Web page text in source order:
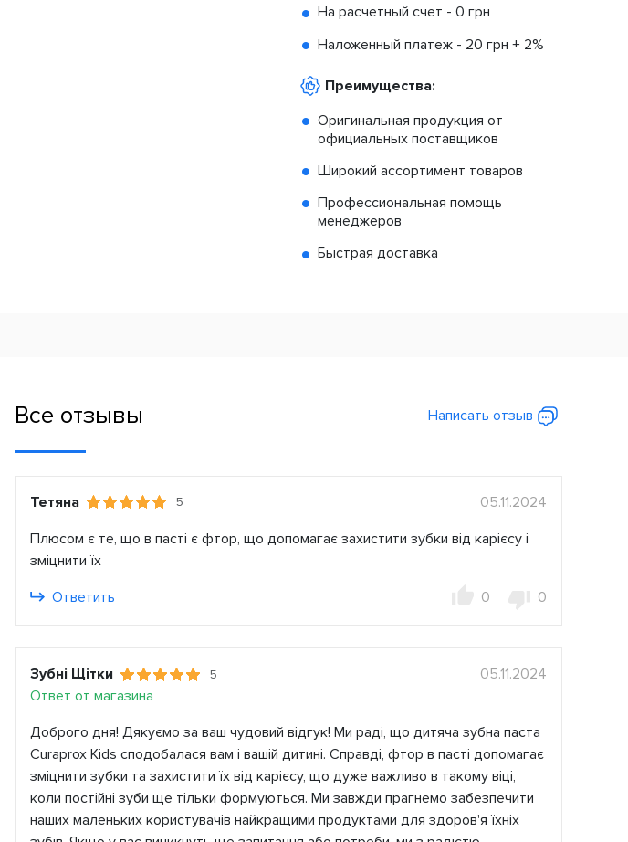
На расчетный счет - 0 грн
Наложенный платеж - 20 грн + 2%
Преимущества:
Оригинальная продукция от
официальных поставщиков
Широкий ассортимент товаров
Профессиональная помощь
менеджеров
Быстрая доставка
Все отзывы Написать отзыв
Тетяна 5
05.11.2024
Плюсом є те, що в пасті є фтор, що допомагає захистити зубки від карієсу і
зміцнити їх
Ответить
0 0
Зубні Щітки 5
Ответ от магазина
05.11.2024
Доброго дня! Дякуємо за ваш чудовий відгук! Ми раді, що дитяча зубна паста
Curaprox Kids сподобалася вам і вашій дитині. Справді, фтор в пасті допомагає
зміцнити зубки та захистити їх від карієсу, що дуже важливо в такому віці,
коли постійні зуби ще тільки формуються. Ми завжди прагнемо забезпечити
наших маленьких користувачів найкращими продуктами для здоров'я їхніх